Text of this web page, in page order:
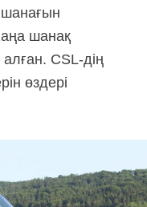
шанағын
шанақ
алған. CSL-дің
өздері